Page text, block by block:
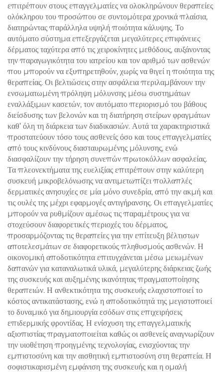
επιτρέπουν στους επαγγελματίες να ολοκληρώνουν θεραπείες
ολόκληρου του προσώπου σε συντομότερα χρονικά πλαίσια,
διατηρώντας παράλληλα υψηλή ποιότητα κάλυψης. Το
αυτόματο σύστημα επεξεργάζεται μεγαλύτερες επιφάνειες
δέρματος ταχύτερα από τις χειροκίνητες μεθόδους, αυξάνοντας
την παραγωγικότητα του ιατρείου και τον αριθμό των ασθενών
που μπορούν να εξυπηρετηθούν, χωρίς να θιγεί η ποιότητα της
θεραπείας. Οι βελτιώσεις στην ασφάλεια περιλαμβάνουν την
ενσωματωμένη πρόληψη μόλυνσης μέσω συστημάτων
εναλλάξιμων κασετών, τον αυτόματο περιορισμό του βάθους
διείσδυσης των βελονών και τη διατήρηση στείρων φραγμάτων
καθ’ όλη τη διάρκεια των διαδικασιών. Αυτά τα χαρακτηριστικά
προστατεύουν τόσο τους ασθενείς όσο και τους επαγγελματίες
από τους κινδύνους διασταυρωμένης μόλυνσης, ενώ
διασφαλίζουν την τήρηση συνεπών πρωτοκόλλων ασφαλείας.
Τα πλεονεκτήματα της ευελιξίας επιτρέπουν στην καλύτερη
συσκευή μικροβελόνωσης να αντιμετωπίζει πολλαπλές
δερματικές ανησυχίες σε μία μόνο συνεδρία, από την ακμή και
τις ουλές της μέχρι εφαρμογές αντιγήρανσης. Οι επαγγελματίες
μπορούν να ρυθμίζουν αμέσως τις παραμέτρους για να
στοχεύσουν διαφορετικές περιοχές του δέρματος,
προσαρμόζοντας τις θεραπείες για την επίτευξη βέλτιστων
αποτελεσμάτων σε διαφορετικούς πληθυσμούς ασθενών. Η
οικονομική αποδοτικότητα επιτυγχάνεται μέσω μειωμένων
δαπανών για καταναλωτικά υλικά, μεγαλύτερης διάρκειας ζωής
της συσκευής και αυξημένης ικανότητας πραγματοποίησης
θεραπειών. Η ανθεκτικότητα της συσκευής ελαχιστοποιεί το
κόστος αντικατάστασης, ενώ η αποδοτικότητά της μεγιστοποιεί
το δυναμικό για δημιουργία εσόδων στις επιχειρήσεις
επιδερμικής φροντίδας. Η ενίσχυση της επαγγελματικής
αξιοπιστίας πραγματοποιείται καθώς οι ασθενείς αναγνωρίζουν
την υιοθέτηση προηγμένης τεχνολογίας, ενισχύοντας την
εμπιστοσύνη και την αισθητική εμπιστοσύνη στη θεραπεία. Η
σοφιστικαρισμένη εμφάνιση της συσκευής και η ομαλή